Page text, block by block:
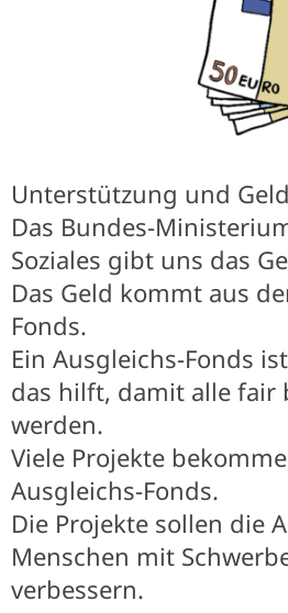
Unterstützung und
Das Bundes-
Soziales gibt uns das
Das Geld kommt aus
Fonds.
Ein Ausgleichs-Fonds
das hilft, damit alle fair
werden.
Viele Projekte
Ausgleichs-Fonds.
Die Projekte sollen die
Menschen mit
verbessern.